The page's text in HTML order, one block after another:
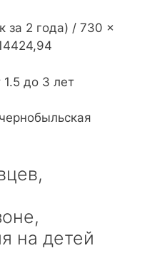
за 2 года) / 730 ×
до 3 лет
на детей